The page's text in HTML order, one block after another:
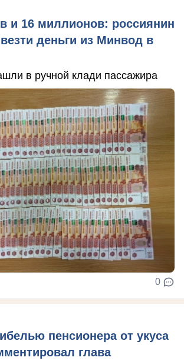
и 16 миллионов: россиянин
деньги из Минвод в
в ручной клади пассажира
0
пенсионера от укуса
глава